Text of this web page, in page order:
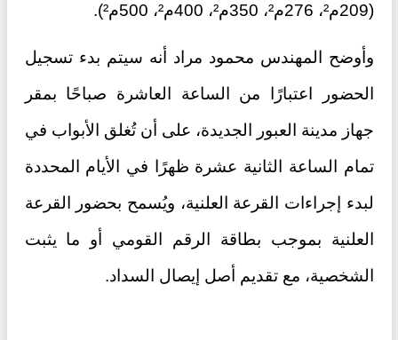
(209م²، 276م²، 350م²، 400م²، 500م²).
وأوضح المهندس محمود مراد أنه سيتم بدء تسجيل
الحضور اعتبارًا من الساعة العاشرة صباحًا بمقر
جهاز مدينة العبور الجديدة، على أن تُغلق الأبواب في
تمام الساعة الثانية عشرة ظهرًا في الأيام المحددة
لبدء إجراءات القرعة العلنية، ويُسمح بحضور القرعة
العلنية بموجب بطاقة الرقم القومي أو ما يثبت
الشخصية، مع تقديم أصل إيصال السداد.